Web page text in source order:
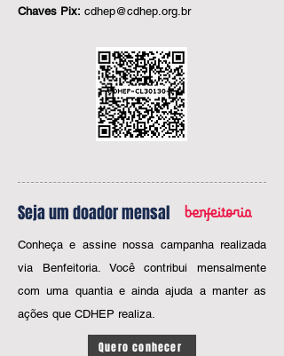
Chaves Pix: cdhep@cdhep.org.br
Seja um doador mensal
Conheça e assine nossa campanha realizada
via Benfeitoria. Você contribui mensalmente
com uma quantia e ainda ajuda a manter as
ações que CDHEP realiza.
Quero conhecer